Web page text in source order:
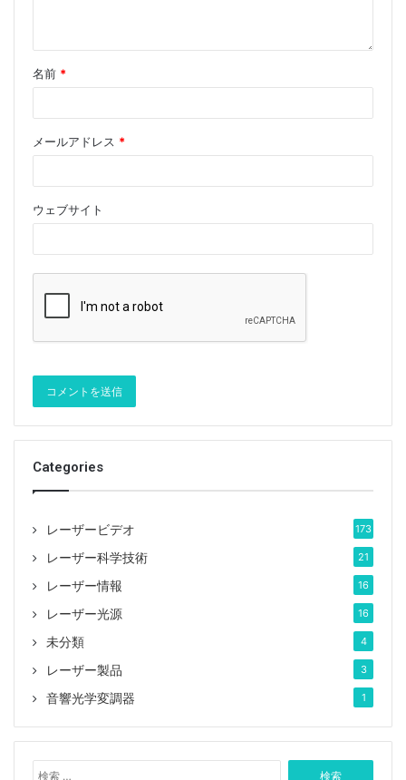
とカップリングレンズ相対開口の逆数との関係の曲線
対応するカップリングレンズの最大カップリング効率と
対応する逆数（最適化値）を表1に示します。
表1シングルモードファイバの最大結合効率に対応する
対応するカップリングレンズの最大カップリング効率と
対応する逆数（最適化値）を表1に示します。
名前 *
メールアドレス *
ウェブサイト
Categories
レーザービデオ 173
レーザー科学技術 21
レーザー情報 16
レーザー光源 16
未分類 4
レーザー製品 3
音響光学変調器 1